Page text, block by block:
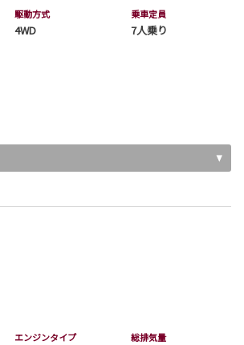
駆動方式
4WD
乗車定員
7人乗り
エンジンタイプ 総排気量